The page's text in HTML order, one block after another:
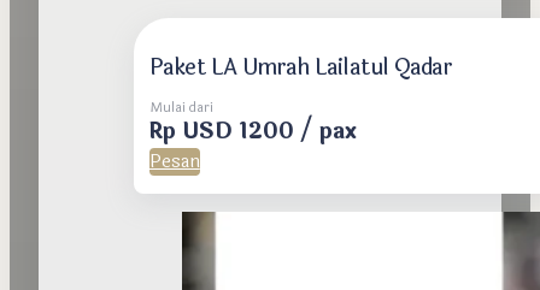
Paket LA Umrah Lailatul Qadar
Mulai dari
Rp USD 1200 / pax
Pesan